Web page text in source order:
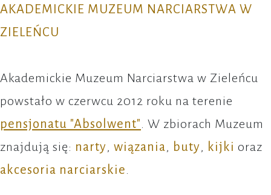
AKADEMICKIE MUZEUM NARCIARSTWA W
ZIELEŃCU
Akademickie Muzeum Narciarstwa w Zieleńcu
powstało w czerwcu 2012 roku na terenie
pensjonatu "Absolwent" . W zbiorach Muzeum
znajdują się: narty, wiązania, buty, kijki oraz
akcesoria narciarskie